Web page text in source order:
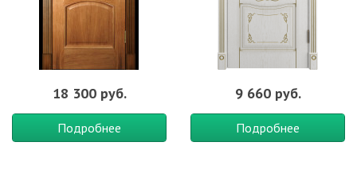
18 300 руб.
Подробнее
9 660 руб.
Подробнее